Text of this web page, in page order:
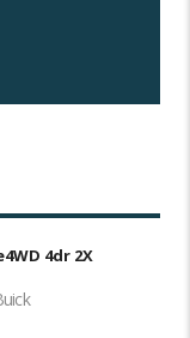
4dr 2X